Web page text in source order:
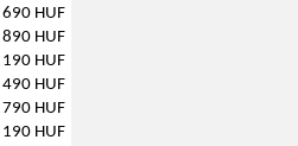
690 HUF
890 HUF
190 HUF
490 HUF
790 HUF
190 HUF